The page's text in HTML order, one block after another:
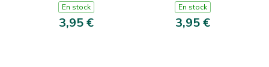
En stock
3,95 €
En stock
3,95 €